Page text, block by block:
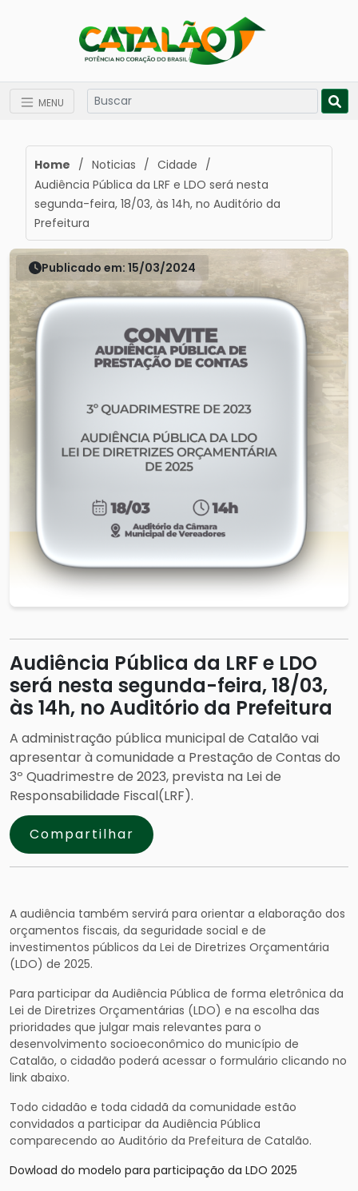
MENU
Home / Noticias / Cidade /
Audiência Pública da LRF e LDO será nesta
segunda-feira, 18/03, às 14h, no Auditório da
Prefeitura
Publicado em: 15/03/2024
Audiência Pública da LRF e LDO
será nesta segunda-feira, 18/03,
às 14h, no Auditório da Prefeitura
A administração pública municipal de Catalão vai
apresentar à comunidade a Prestação de Contas do
3º Quadrimestre de 2023, prevista na Lei de
Responsabilidade Fiscal(LRF).
Compartilhar
A audiência também servirá para orientar a elaboração dos
orçamentos fiscais, da seguridade social e de
investimentos públicos da Lei de Diretrizes Orçamentária
(LDO) de 2025.
Para participar da Audiência Pública de forma eletrônica da
Lei de Diretrizes Orçamentárias (LDO) e na escolha das
prioridades que julgar mais relevantes para o
desenvolvimento socioeconômico do município de
Catalão, o cidadão poderá acessar o formulário clicando no
link abaixo.
Todo cidadão e toda cidadã da comunidade estão
convidados a participar da Audiência Pública
comparecendo ao Auditório da Prefeitura de Catalão.
Dowload do modelo para participação da LDO 2025